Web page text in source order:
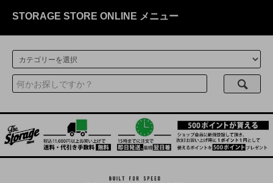
STORAGE STORE ONLINE メニュー